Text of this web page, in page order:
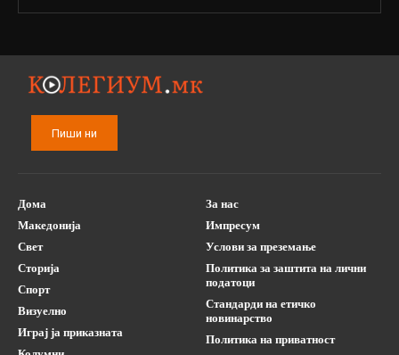
Пиши ни
Дома
Македонија
Свет
Сторија
Спорт
Визуелно
Играј ја приказната
За нас
Импресум
Услови за преземање
Политика за заштита на лични
податоци
Стандарди на етичко
новинарство
Политика на приватност